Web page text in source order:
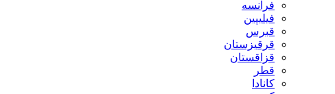
فرانسه
فیلیپین
قبرس
قرقیزستان
قزاقستان
قطر
کانادا